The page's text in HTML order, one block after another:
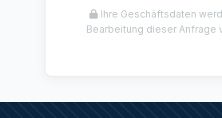
Ihre Geschäftsdaten
Bearbeitung dieser Anfrage